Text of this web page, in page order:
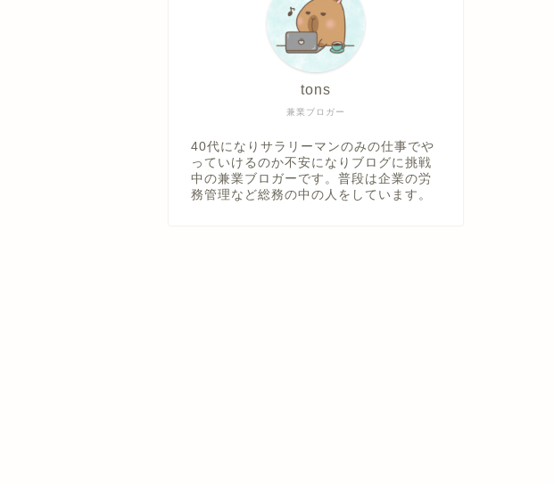
兼業ブロガー
tons
40代になりサラリーマンのみの仕事でや
っていけるのか不安になりブログに挑戦
中の兼業ブロガーです。普段は企業の労
務管理など総務の中の人をしています。